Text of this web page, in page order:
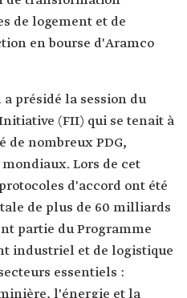
de logement et de
en bourse d'Aramco
a présidé la session du
(FII) qui se tenait à
de nombreux PDG,
Lors de cet
d'accord ont été
de plus de 60 milliards
partie du Programme
industriel et de logistique
essentiels :
l'énergie et la